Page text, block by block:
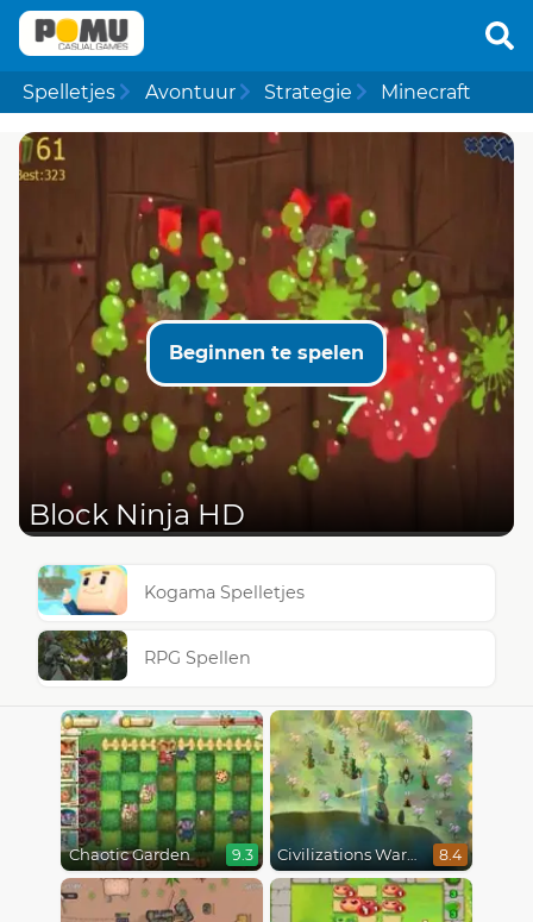
Spelletjes Avontuur Strategie Minecraft
Beginnen te spelen
Block Ninja HD
Kogama Spelletjes
RPG Spellen
Chaotic Garden 9.3 Civilizations Wars Master Edition 8.4